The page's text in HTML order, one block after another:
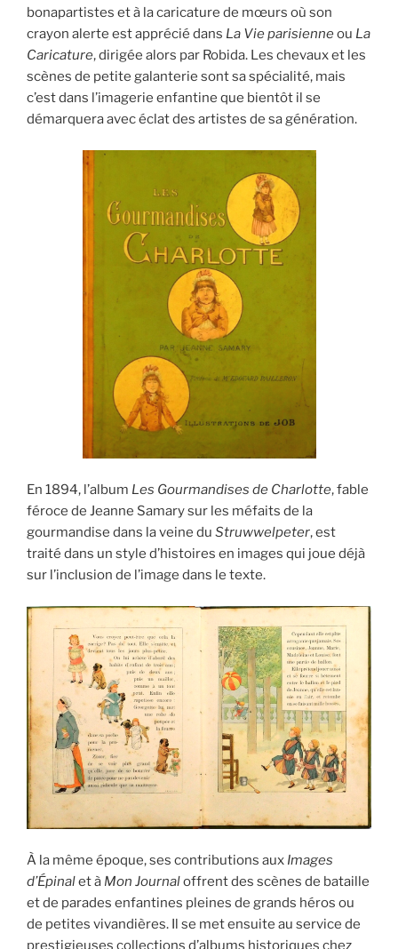
bonapartistes et à la caricature de mœurs où son
crayon alerte est apprécié dans La Vie parisienneou La
Caricature, dirigée alors par Robida. Les chevaux et les
scènes de petite galanterie sont sa spécialité, mais
c’est dans l’imagerie enfantine que bientôt il se
démarquera avec éclat des artistes de sa génération.
En 1894, l’album Les Gourmandises de Charlotte, fable
féroce de Jeanne Samary sur les méfaits de la
gourmandise dans la veine du Struwwelpeter, est
traité dans un style d’histoires en images qui joue déjà
sur l’inclusion de l’image dans le texte.
À la même époque, ses contributions aux Images
d’Épinalet à Mon Journaloffrent des scènes de bataille
et de parades enfantines pleines de grands héros ou
de petites vivandières. Il se met ensuite au service de
prestigieuses collections d’albums historiques chez